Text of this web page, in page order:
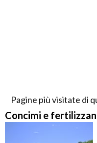
Pagine più visitate di
Concimi e